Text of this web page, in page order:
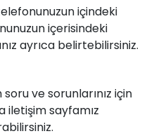
içindeki
içerisindeki
ayrıca belirtebilirsiniz.
ve sorunlarınız için
iletişim sayfamız